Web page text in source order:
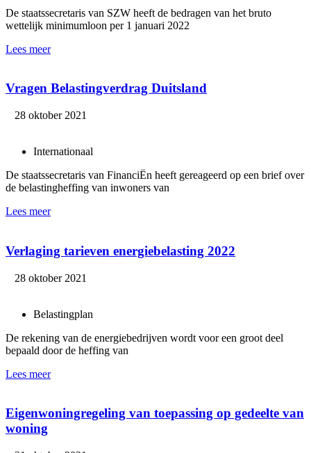
De staatssecretaris van SZW heeft de bedragen van het bruto
wettelijk minimumloon per 1 januari 2022
Lees meer
Vragen Belastingverdrag Duitsland
28 oktober 2021
Internationaal
De staatssecretaris van FinanciËn heeft gereageerd op een brief over
de belastingheffing van inwoners van
Lees meer
Verlaging tarieven energiebelasting 2022
28 oktober 2021
Belastingplan
De rekening van de energiebedrijven wordt voor een groot deel
bepaald door de heffing van
Lees meer
Eigenwoningregeling van toepassing op gedeelte van
woning